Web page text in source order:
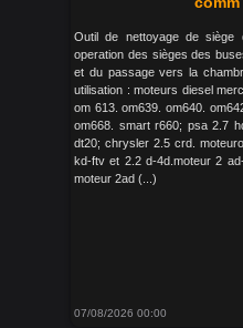
Outil de nettoyage de siège
operation des sièges des
et du passage vers la
utilisation : moteurs diesel
om 613. om639. om640.
om668. smart r660; psa 2.7
dt20; chrysler 2.5 crd.
kd-ftv et 2.2 d-4d.moteur 2
moteur 2ad (...)
07/08/2026 00:00